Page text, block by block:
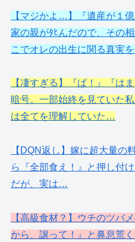
【マジかよ…】『遺産が１
家の親がﾀﾋんだので、その
こでオレの出生に関る真実
【凄すぎる】『ぱ！』『は
暗号。一部始終を見ていた
は全てを理解していた…
【DQN返し】嫁に超大量の
ら『全部食え！』と押し付
だが、実は…
【高級食材？】ウチのツバ
から、譲って！』と鼻息荒